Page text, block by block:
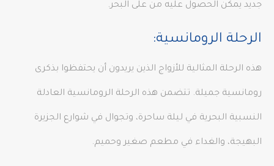
جديد يمكن الحصول عليه من على البحر.
الرحلة الرومانسية:
هذه الرحلة المثالية للأزواج الذين يريدون أن يحتفظوا بذكرى
رومانسية جميلة. تتضمن هذه الرحلة الرومانسية العادلة
النسبية البحرية في ليلة ساحرة، وتجوال في شوارع الجزيرة
البهيجة، والغداء في مطعم صغير وحميم.